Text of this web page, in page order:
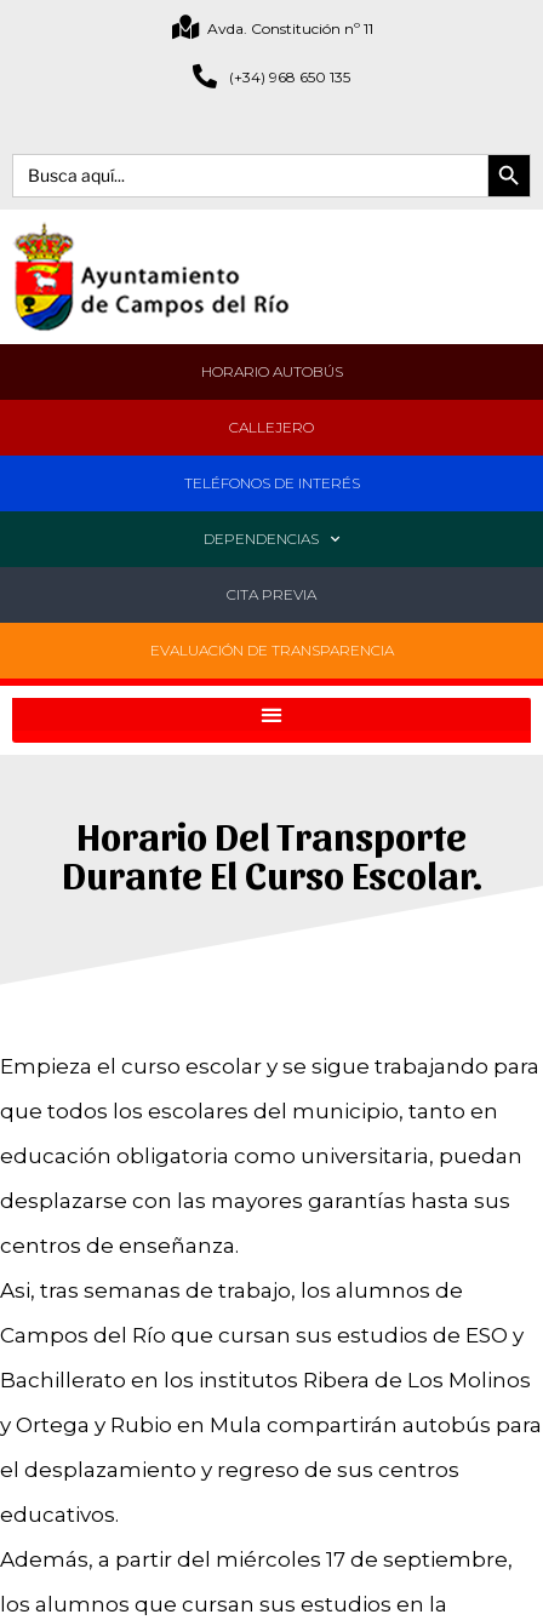
Avda. Constitución nº 11
(+34) 968 650 135
Buscar: Botón de
HORARIO AUTOBÚS
CALLEJERO
TELÉFONOS DE INTERÉS
DEPENDENCIAS
CITA PREVIA
EVALUACIÓN DE TRANSPARENCIA
Horario Del Transporte
Durante El Curso Escolar.
Empieza el curso escolar y se sigue trabajando para
que todos los escolares del municipio, tanto en
educación obligatoria como universitaria, puedan
desplazarse con las mayores garantías hasta sus
centros de enseñanza.
Asi, tras semanas de trabajo, los alumnos de
Campos del Río que cursan sus estudios de ESO y
Bachillerato en los institutos Ribera de Los Molinos
y Ortega y Rubio en Mula compartirán autobús para
el desplazamiento y regreso de sus centros
educativos.
Además, a partir del miércoles 17 de septiembre,
los alumnos que cursan sus estudios en la